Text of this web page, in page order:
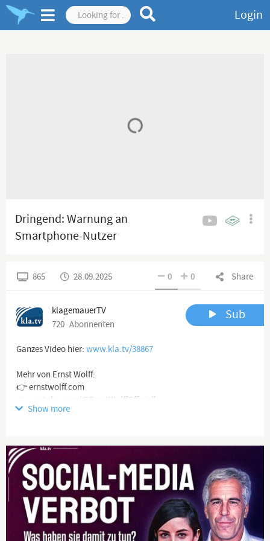
Login
Dringend: Warnung an
Smartphone-Nutzer
Share
0 0
865 28.09.2025
klagemauerTV
720 Abonnenten
Sub
Ganzes Video hier: www.kla.tv/38867
Mehr von Ernst Wolff:
👉 ernstwolff.com
👉 youtube.com/@ErnstWolffOffiziell
www.kla.tv
Die anderen Nachrichten ...
Klagemauer TV entlarvt Verderben bringende Medienlügen und
Lügenmedien!
Die Lüge der Hauptmedien beginnt bei der Vortäuschung ihrer
Vielfalt, obgleich sie sich doch bald weltweit in nur noch einer
Show more